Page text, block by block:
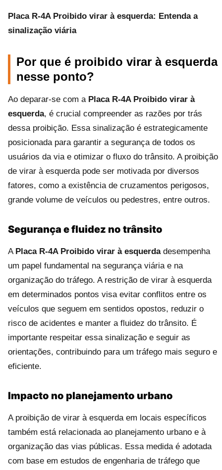
Placa R-4A Proibido virar à esquerda: Entenda a
sinalização viária
Por que é proibido virar à esquerda
nesse ponto?
Ao deparar-se com a Placa R-4A Proibido virar à
esquerda, é crucial compreender as razões por trás
dessa proibição. Essa sinalização é estrategicamente
posicionada para garantir a segurança de todos os
usuários da via e otimizar o fluxo do trânsito. A proibição
de virar à esquerda pode ser motivada por diversos
fatores, como a existência de cruzamentos perigosos,
grande volume de veículos ou pedestres, entre outros.
Segurança e fluidez no trânsito
A Placa R-4A Proibido virar à esquerdadesempenha
um papel fundamental na segurança viária e na
organização do tráfego. A restrição de virar à esquerda
em determinados pontos visa evitar conflitos entre os
veículos que seguem em sentidos opostos, reduzir o
risco de acidentes e manter a fluidez do trânsito. É
importante respeitar essa sinalização e seguir as
orientações, contribuindo para um tráfego mais seguro e
eficiente.
Impacto no planejamento urbano
A proibição de virar à esquerda em locais específicos
também está relacionada ao planejamento urbano e à
organização das vias públicas. Essa medida é adotada
com base em estudos de engenharia de tráfego que